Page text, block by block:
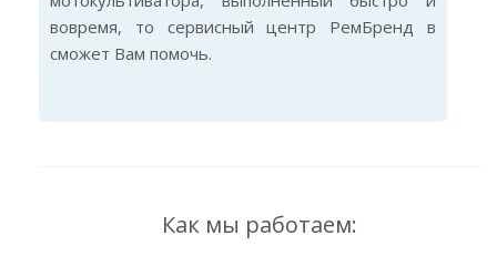
вовремя, то сервисный центр РемБренд в
сможет Вам помочь.
Как мы работаем: